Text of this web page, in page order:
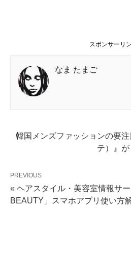
スポンサーリ
なま たまご
韓国メンズファッションの要
テ）』
PREVIOUS
« ヘアスタイル・美容室情報サ
BEAUTY」スマホアプリ使い方